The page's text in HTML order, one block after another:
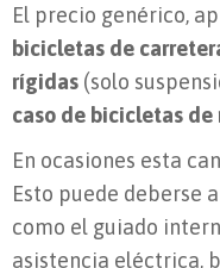
El precio genérico,
bicicletas de
rígidas (solo
caso de bicicletas de
En ocasiones esta
Esto puede deberse
como el guiado
asistencia eléctrica,